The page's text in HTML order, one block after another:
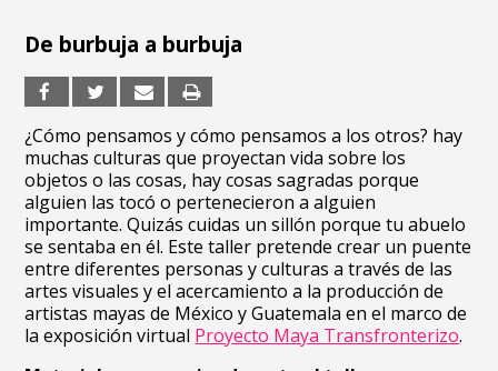
De burbuja a burbuja
¿Cómo pensamos y cómo pensamos a los otros? hay
muchas culturas que proyectan vida sobre los
objetos o las cosas, hay cosas sagradas porque
alguien las tocó o pertenecieron a alguien
importante. Quizás cuidas un sillón porque tu abuelo
se sentaba en él. Este taller pretende crear un puente
entre diferentes personas y culturas a través de las
artes visuales y el acercamiento a la producción de
artistas mayas de México y Guatemala en el marco de
la exposición virtual Proyecto Maya Transfronterizo.